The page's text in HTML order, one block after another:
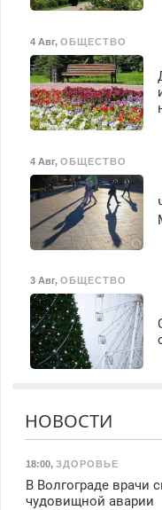
4 Авг, ОБЩЕСТВО
4 Авг, ОБЩЕСТВО
3 Авг, ОБЩЕСТВО
НОВОСТИ
18:00, ЗДОРОВЬЕ
В Волгограде врачи
чудовищной аварии